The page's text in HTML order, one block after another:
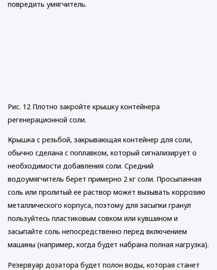
повредить умягчитель.
Рис. 12 Плотно закройте крышку контейнера
регенерационной соли.
Крышка с резьбой, закрывающая контейнер для соли,
обычно сделана с поплавком, который сигнализирует о
необходимости добавления соли. Средний
водоумягчитель берет примерно 2 кг соли. Просыпанная
соль или пролитый ее раствор может вызывать коррозию
металлического корпуса, поэтому для засыпки гранул
пользуйтесь пластиковым совком или кувшином и
засыпайте соль непосредственно перед включением
машины (например, когда будет набрана полная нагрузка).
Резервуар дозатора будет полон воды, которая станет